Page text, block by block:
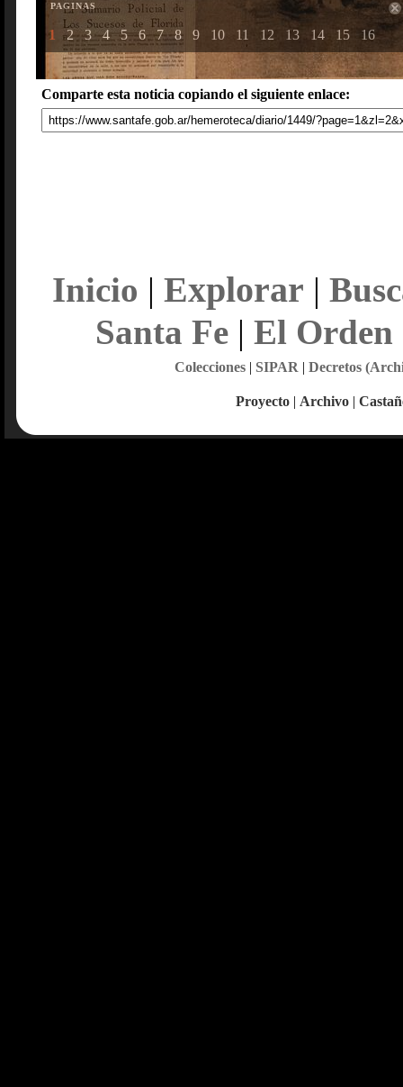
PAGINAS
1 2 3 4 5 6 7 8 9 10 11 12 13 14 15 16
Comparte esta noticia copiando el siguiente enlace:
Inicio | Explorar |
Santa Fe| El Orden
Colecciones| SIPAR | Decretos
Proyecto | Archivo |